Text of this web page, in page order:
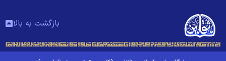
بازگشت به بالا